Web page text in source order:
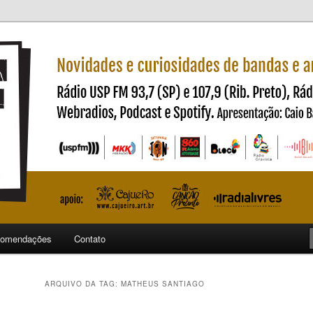
Contato
ARQUIVO DA TAG: MATHEUS SANTIAGO